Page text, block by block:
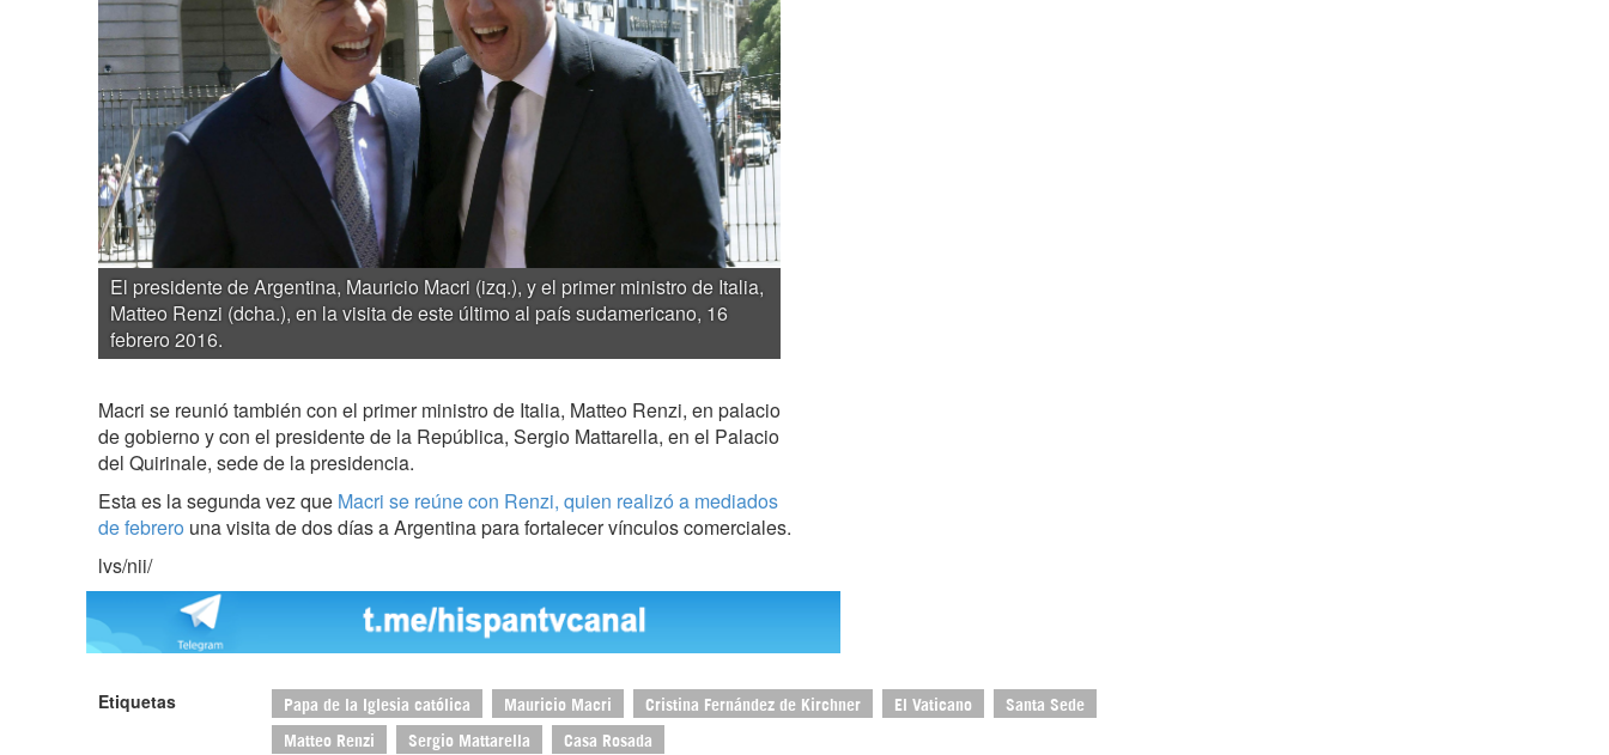
El presidente de Argentina, Mauricio Macri (izq.), y el primer ministro de Italia,
Matteo Renzi (dcha.), en la visita de este último al país sudamericano, 16
febrero 2016.
Macri se reunió también con el primer ministro de Italia, Matteo Renzi, en palacio
de gobierno y con el presidente de la República, Sergio Mattarella, en el Palacio
del Quirinale, sede de la presidencia.
Esta es la segunda vez que Macri se reúne con Renzi, quien realizó a mediados
de febrero una visita de dos días a Argentina para fortalecer vínculos comerciales.
lvs/nii/
Etiquetas Papa de la Iglesia católica Mauricio Macri Cristina Fernández de Kirchner El Vaticano Santa Sede
Matteo Renzi Sergio Mattarella Casa Rosada